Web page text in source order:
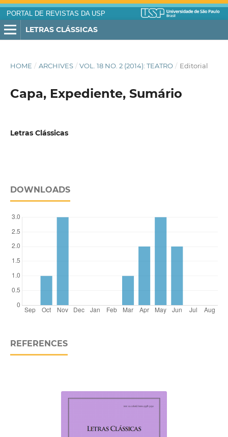
PORTAL DE REVISTAS DA USP
LETRAS CLÁSSICAS
HOME / ARCHIVES / VOL. 18 NO. 2 (2014): TEATRO / Editorial
Capa, Expediente, Sumário
Letras Clássicas
DOWNLOADS
REFERENCES